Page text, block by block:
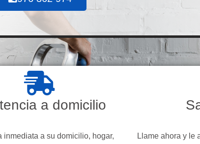
a domicilio
inmediata a su domicilio, hogar,
Llame ahora y le